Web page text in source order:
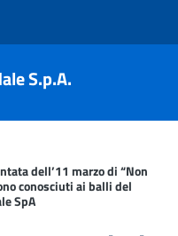
S.p.A.
dell’11 marzo di “Non
conosciuti ai balli del
SpA